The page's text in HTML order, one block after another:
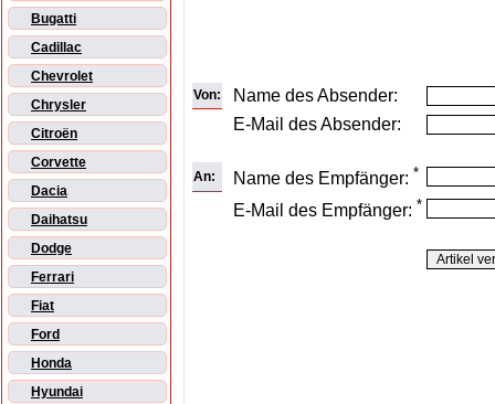
Bugatti
Cadillac
Chevrolet
Chrysler
Citroën
Corvette
Dacia
Daihatsu
Dodge
Ferrari
Fiat
Ford
Honda
Hyundai
Von:
Name des Absender:
E-Mail des Absender:
An: Name des Empfänger: *
E-Mail des Empfänger: *